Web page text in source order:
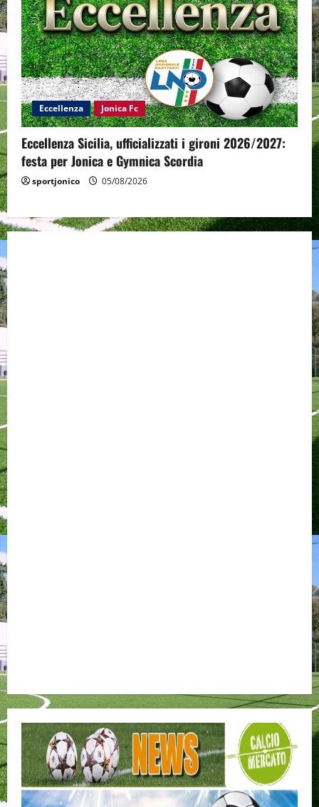
Eccellenza Jonica Fc
Eccellenza Sicilia, ufficializzati i gironi 2026/2027:
festa per Jonica e Gymnica Scordia
sportjonico 05/08/2026